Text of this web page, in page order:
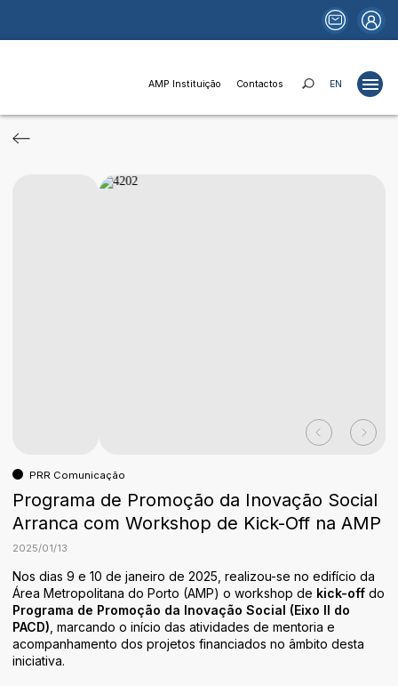
AMP Instituição Contactos EN
PRR Comunicação
Programa de Promoção da Inovação Social
Arranca com Workshop de Kick-Off na AMP
2025/01/13
Nos dias 9 e 10 de janeiro de 2025, realizou-se no edifício da
Área Metropolitana do Porto (AMP) o workshop de kick-off do
Programa de Promoção da Inovação Social (Eixo II do
PACD) , marcando o início das atividades de mentoria e
acompanhamento dos projetos financiados no âmbito desta
iniciativa.